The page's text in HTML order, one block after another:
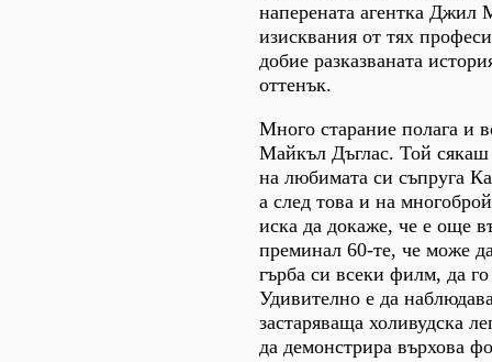
наперената агентка Джил
изисквания от тях
добие разказваната
оттенък.
Много старание полага и
Майкъл Дъглас. Той сякаш
на любимата си съпруга
а след това и на
иска да докаже, че е още
преминал 60-те, че може
гърба си всеки филм, да
Удивително е да
застаряваща холивудска
да демонстрира върхова